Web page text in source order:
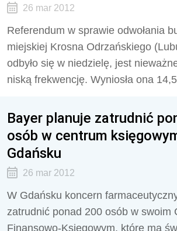
26 mar 2012
Referendum w sprawie odwołania
miejskiej Krosna Odrzańskiego
odbyło się w niedzielę, jest
niską frekwencję. Wyniosła ona
Bayer planuje zatrudnić
osób w centrum
Gdańsku
26 mar 2012
W Gdańsku koncern
zatrudnić ponad 200 osób w swoim
Finansowo-Księgowym, które ma